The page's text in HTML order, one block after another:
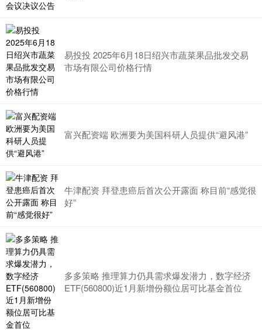
易投投 2025年6月18日绍兴市蔬菜果品批发交易
市场有限公司价格行情
富兴配资端 欧洲要为美国科研人员提供“避风港”
牛津配资 拜登患癌后首次公开露面 称目前“感觉很
好”
多多策略 推理算力仍具需求爆发潜力，数字经济
ETF(560800)近1月新增份额位居可比基金首位